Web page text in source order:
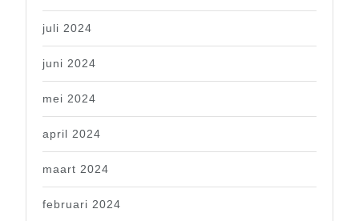
juli 2024
juni 2024
mei 2024
april 2024
maart 2024
februari 2024